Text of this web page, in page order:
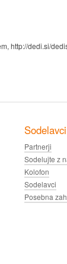
http://dedi.si/
Partnerji
Sodelujte z
Kolofon
Sodelavci
Posebna